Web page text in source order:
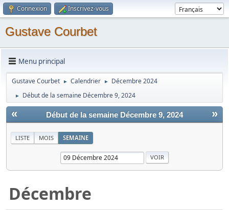
Connexion Inscrivez-vous
Gustave Courbet
Menu principal
Gustave Courbet ► Calendrier ► Décembre 2024
► Début de la semaine Décembre 9, 2024
« »
Début de la semaine Décembre 9, 2024
LISTE MOIS SEMAINE
Décembre